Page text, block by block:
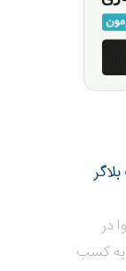
در
به کسب